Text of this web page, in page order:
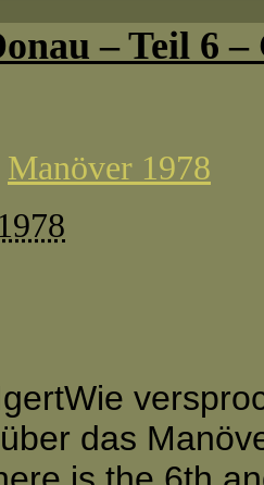
– Teil 6
Manöver 1978
das